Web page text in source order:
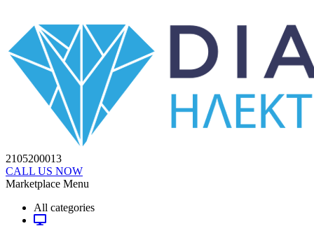
2105200013
CALL US NOW
Marketplace Menu
All categories